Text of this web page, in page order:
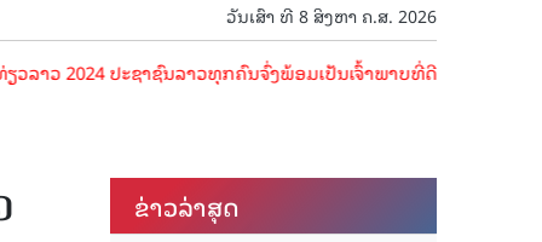
ວັນເສົາ ທີ 8 ສິງຫາ ຄ.ສ. 2026
ປະຊາຊົນລາວທຸກຄົນຈົ່ງພ້ອມເປັນເຈົ້າພາບທີ່ດີ ຕ້ອນຮັບນັກທ່ອງທ່ຽວ
ຂ່າວ​ລ່າ​ສຸດ